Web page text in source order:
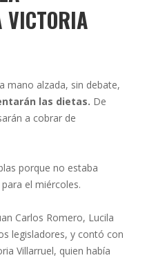
VICTORIA
mano alzada, sin debate,
las dietas. De
a cobrar de
porque no estaba
el miércoles.
Carlos Romero, Lucila
legisladores, y contó con
Villarruel, quien había